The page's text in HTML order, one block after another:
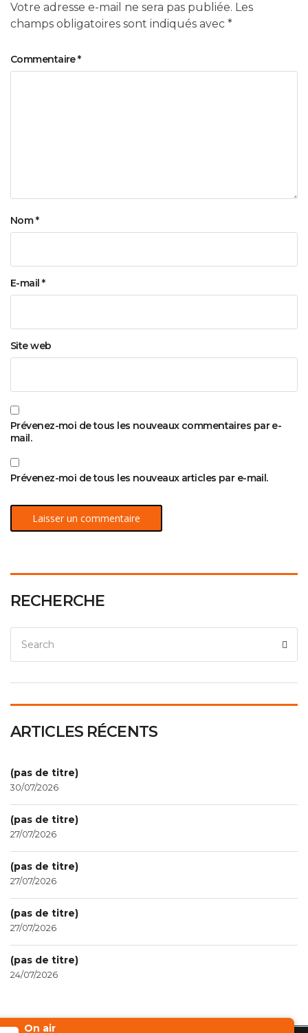
Votre adresse e-mail ne sera pas publiée. Les
champs obligatoires sont indiqués avec *
Commentaire*
Nom*
E-mail*
Site web
Prévenez-moi de tous les nouveaux commentaires par e-
mail.
Prévenez-moi de tous les nouveaux articles par e-mail.
RECHERCHE
ARTICLES RÉCENTS
(pas de titre)
30/07/2026
(pas de titre)
27/07/2026
(pas de titre)
27/07/2026
(pas de titre)
27/07/2026
(pas de titre)
24/07/2026
On air